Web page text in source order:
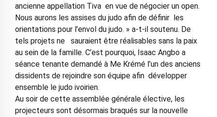
ancienne appellation Tiva en vue de négocier un open.
Nous aurons les assises du judo afin de définir les
orientations pour l’envol du judo. » a-t-il soutenu. De
tels projets ne sauraient être réalisables sans la paix
au sein de la famille. C’est pourquoi, Isaac Angbo a
séance tenante demandé à Me Krémé l’un des anciens
dissidents de rejoindre son équipe afin développer
ensemble le judo ivoirien.
Au soir de cette assemblée générale élective, les
projecteurs sont désormais braqués sur la nouvelle